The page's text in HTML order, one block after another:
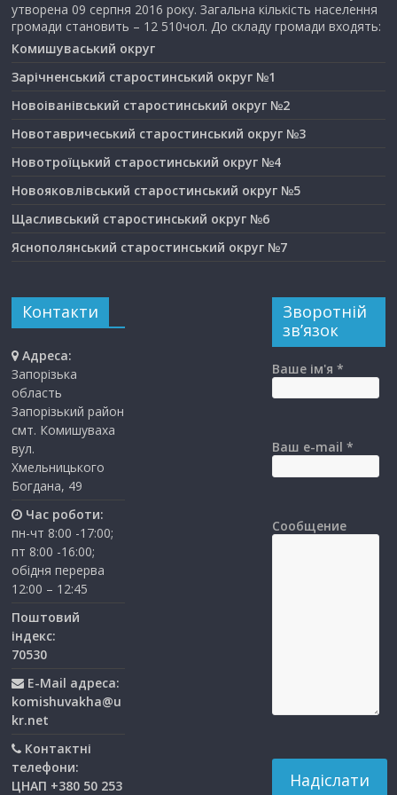
утворена 09 серпня 2016 року. Загальна кількість населення
громади становить – 12 510чол. До складу громади входять:
Комишуваський округ
Зарічненський старостинський округ №1
Новоіванівський старостинський округ №2
Новотавричеський старостинський округ №3
Новотроїцький старостинський округ №4
Новояковлівський старостинський округ №5
Щасливський старостинський округ №6
Яснополянський старостинський округ №7
Контакти
Адреса:
Запорізька
область
Запорізький район
смт. Комишуваха
вул.
Хмельницького
Богдана, 49
Час роботи:
пн-чт 8:00 -17:00;
пт 8:00 -16:00;
обідня перерва
12:00 – 12:45
Поштовий
індекс:
70530
E-Mail адреса:
komishuvakha@u
kr.net
Контактні
телефони:
ЦНАП +380 50 253
Зворотній
зв’язок
Ваше ім'я *
Ваш e-mail *
Сообщение